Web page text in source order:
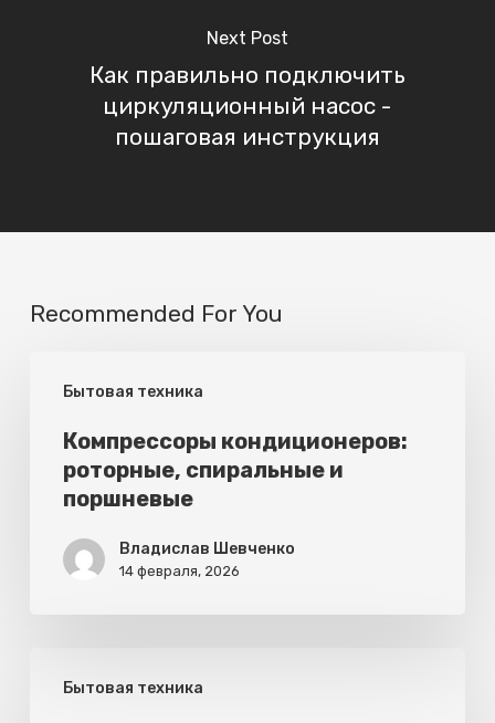
Next Post
Как правильно подключить
циркуляционный насос -
пошаговая инструкция
Recommended For You
Бытовая техника
кондиционеров:
роторные,
спиральные
поршневые
Компрессоры кондиционеров:
роторные, спиральные и
поршневые
Владислав Шевченко
14 февраля, 2026
Бытовая техника